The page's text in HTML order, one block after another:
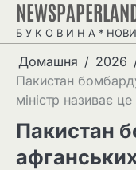
Перейти
вмісту
Б У К О В И Н А *
Домашня 2026
Пакистан
міністр називає
Пакистан